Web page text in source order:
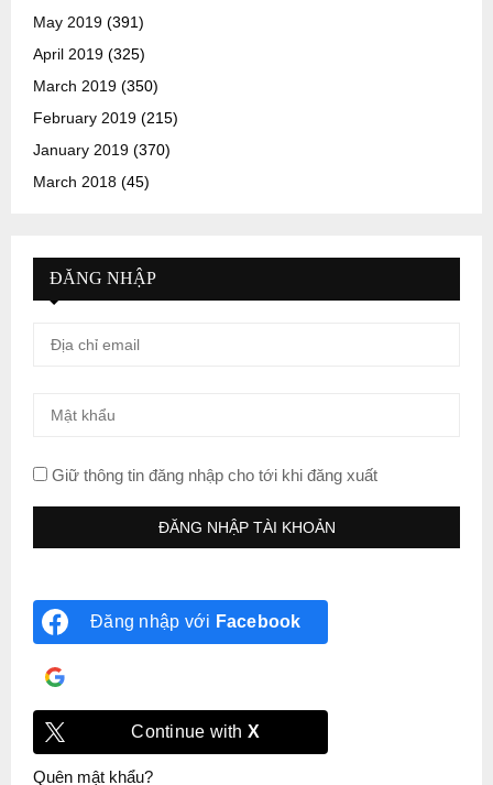
May 2019 (391)
April 2019 (325)
March 2019 (350)
February 2019 (215)
January 2019 (370)
March 2018 (45)
ĐĂNG NHẬP
Giữ thông tin đăng nhập cho tới khi đăng xuất
Đăng nhập với Facebook
Continue with X
Quên mật khẩu?